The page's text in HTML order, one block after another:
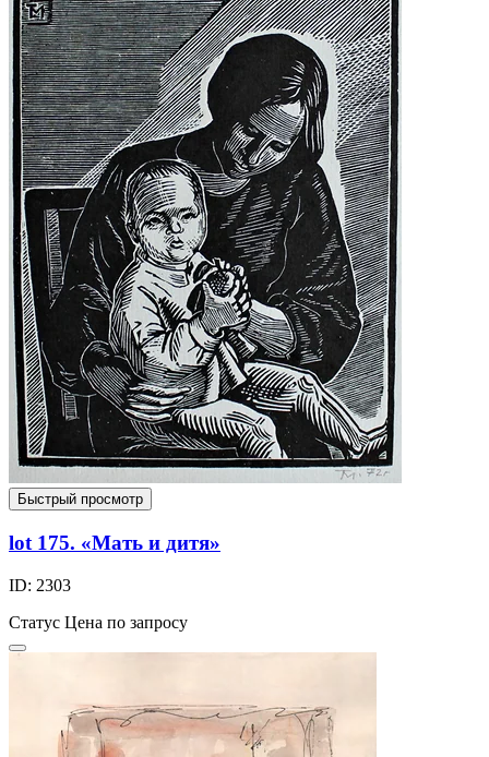
Быстрый просмотр
lot 175. «Мать и дитя»
ID: 2303
Статус Цена по запросу